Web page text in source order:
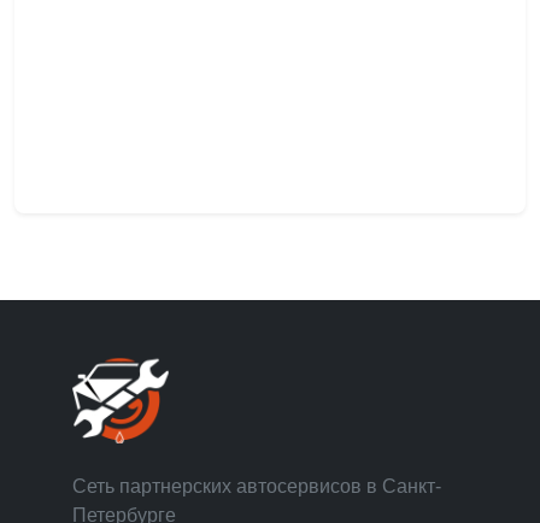
Сеть партнерских автосервисов в Санкт-
Петербурге